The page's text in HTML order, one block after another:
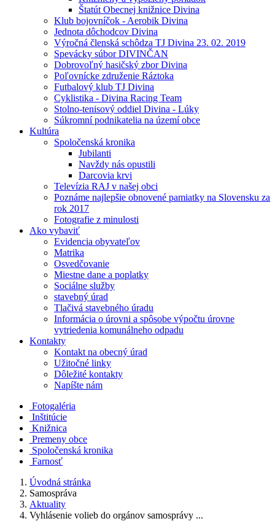
Štatút Obecnej knižnice Divina
Klub bojovníčok - Aerobik Divina
Jednota dôchodcov Divina
Výročná členská schôdza TJ Divina 23. 02. 2019
Spevácky súbor DIVINČAN
Dobrovoľný hasičský zbor Divina
Poľovnícke združenie Ráztoka
Futbalový klub TJ Divina
Cyklistika - Divina Racing Team
Stolno-tenisový oddiel Divina - Lúky
Súkromní podnikatelia na území obce
Kultúra
Spoločenská kronika
Jubilanti
Navždy nás opustili
Darcovia krvi
Televízia RAJ v našej obci
Poznáme najlepšie obnovené pamiatky na Slovensku za
rok 2017
Fotografie z minulosti
Ako vybaviť
Evidencia obyvateľov
Matrika
Osvedčovanie
Miestne dane a poplatky
Sociálne služby
stavebný úrad
Tlačivá stavebného úradu
Informácia o úrovni a spôsobe výpočtu úrovne
vytriedenia komunálneho odpadu
Kontakty
Kontakt na obecný úrad
Užitočné linky
Dôležité kontakty
Napíšte nám
Fotogaléria
Inštitúcie
Knižnica
Premeny obce
Spoločenská kronika
Farnosť
Úvodná stránka
Samospráva
Aktuality
Vyhlásenie volieb do orgánov samosprávy ...